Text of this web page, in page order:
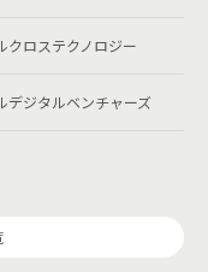
クロステクノロジー
デジタルベンチャーズ